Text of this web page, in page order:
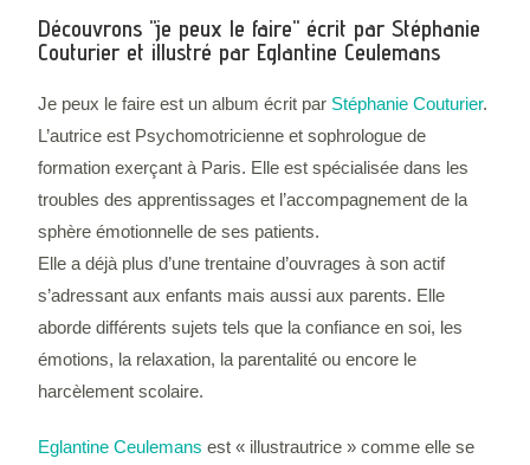
Découvrons "je peux le faire" écrit par Stéphanie
Couturier et illustré par Eglantine Ceulemans
Je peux le faire est un album écrit par Stéphanie Couturier.
L’autrice est Psychomotricienne et sophrologue de
formation exerçant à Paris. Elle est spécialisée dans les
troubles des apprentissages et l’accompagnement de la
sphère émotionnelle de ses patients.
Elle a déjà plus d’une trentaine d’ouvrages à son actif
s’adressant aux enfants mais aussi aux parents. Elle
aborde différents sujets tels que la confiance en soi, les
émotions, la relaxation, la parentalité ou encore le
harcèlement scolaire.
Eglantine Ceulemans est « illustrautrice » comme elle se